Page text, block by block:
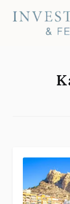
Investering
Feriebolig